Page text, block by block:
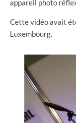
appareil photo
Cette vidéo avait
Luxembourg.